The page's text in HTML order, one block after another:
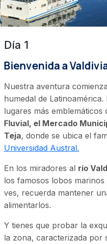
Día 1
Bienvenida a
Nuestra aventura
humedal de Latinoamérica.
lugares más emblemáticos
Fluvial, el Mercado
Teja, donde se ubica el
Universidad Austral.
En los miradores al río
los famosos lobos
ves, recuerda mantener
alimentarlos.
Y tienes que probar la
la zona, caracterizada por